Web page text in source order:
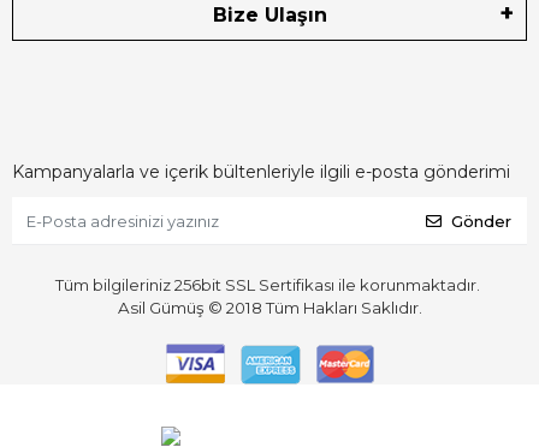
Bize Ulaşın
Kampanyalarla ve içerik bültenleriyle ilgili e-posta gönderimi
Gönder
Tüm bilgileriniz 256bit SSL Sertifikası ile korunmaktadır.
Asil Gümüş © 2018Tüm Hakları Saklıdır.